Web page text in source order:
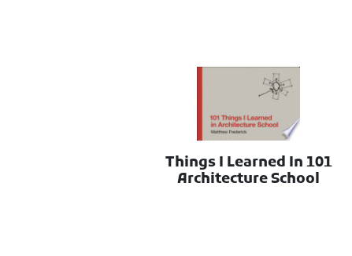
101 Things I Learned In
Architecture School